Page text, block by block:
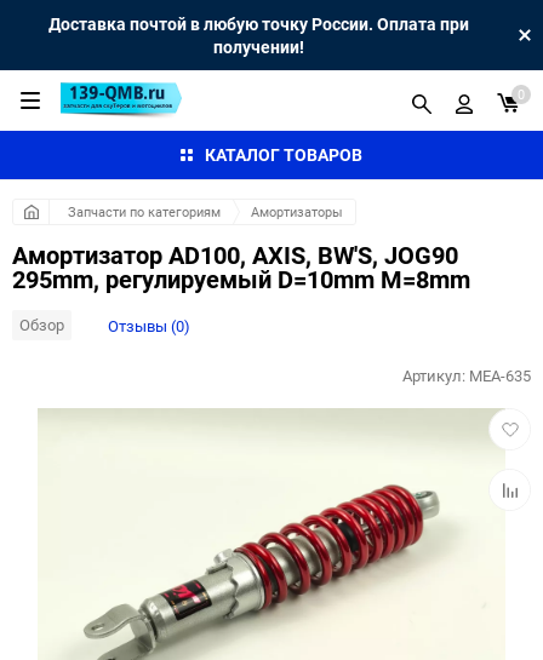
Доставка почтой в любую точку России. Оплата при
получении!
КАТАЛОГ ТОВАРОВ
0
Запчасти по категориям Амортизаторы
Амортизатор AD100, AXIS, BW'S, JOG90
295mm, регулируемый D=10mm M=8mm
Обзор Отзывы (0)
в
Артикул: MEA-635